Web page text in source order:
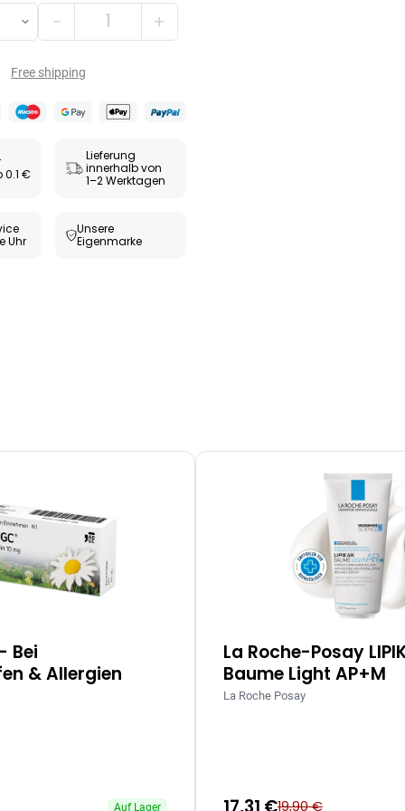
zur
Wert-
€ 17,47 € -26%
extra
€8,09 € -5%
− +
Free shipping
€
Lieferung
innerhalb von
1–2 Werktagen
Uhr
Unsere
Eigenmarke
Bei
& Allergien
Auf Lager
La Roche-Posay
Baume Light AP+M
La Roche Posay
19,90 €